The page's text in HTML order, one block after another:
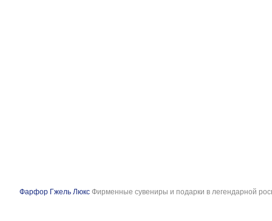
Фарфор Гжель Люкс Фирменные сувениры и подарки в легендарной